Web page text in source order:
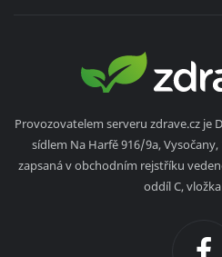
Provozovatelem serveru zdrave.cz je
sídlem Na Harfě 916/9a, Vysočany,
zapsaná v obchodním rejstříku
oddíl C,